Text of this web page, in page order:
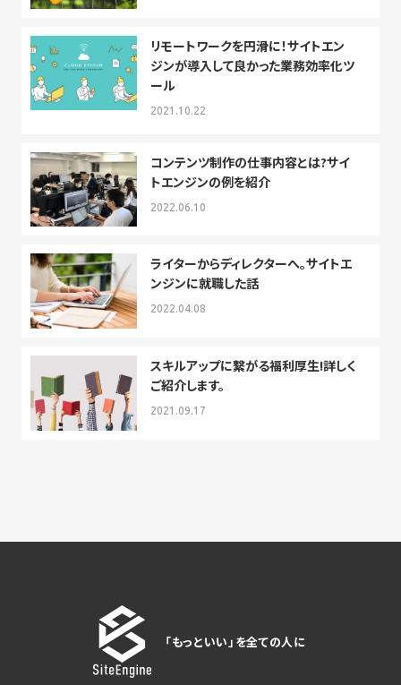
リモートワークを円滑に！サイトエン
ジンが導入して良かった業務効率化ツ
ール
2021.10.22
コンテンツ制作の仕事内容とは?サイ
トエンジンの例を紹介
2022.06.10
ライターからディレクターへ。サイトエ
ンジンに就職した話
2022.04.08
スキルアップに繋がる福利厚生!詳しく
ご紹介します。
2021.09.17
「もっといい」を全ての人に